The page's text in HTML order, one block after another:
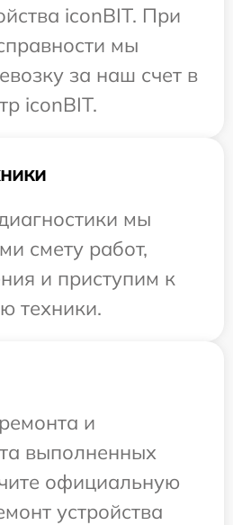
iconBIT. При
мы
за наш счет в
iconBIT.
мы
смету работ,
и приступим к
техники.
и
выполненных
официальную
устройства